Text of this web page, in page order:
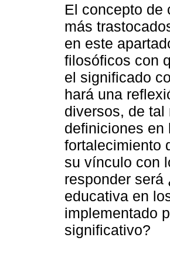
El concepto de
más
en este
filosóficos con
el significado
hará una
diversos, de
definiciones en
fortalecimiento
su vínculo con
responder será
educativa en
implementado
significativo?